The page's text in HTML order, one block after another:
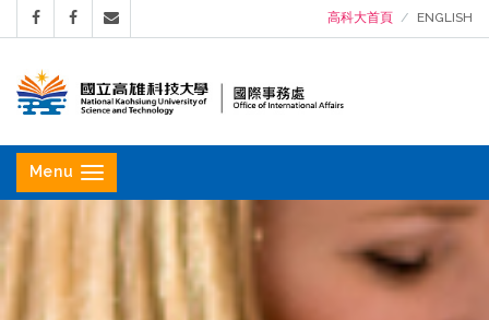
高科大首頁 ENGLISH
立
高
Menu